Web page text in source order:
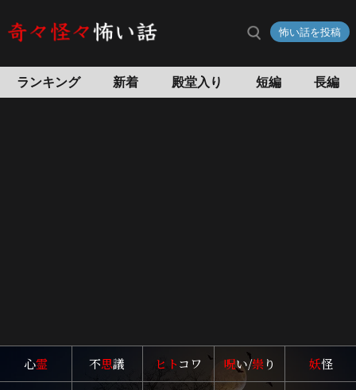
怖い話を投稿
ランキング 新着 殿堂入り 短編 長編
心霊 不思議 ヒトコワ 呪い/祟り 妖怪